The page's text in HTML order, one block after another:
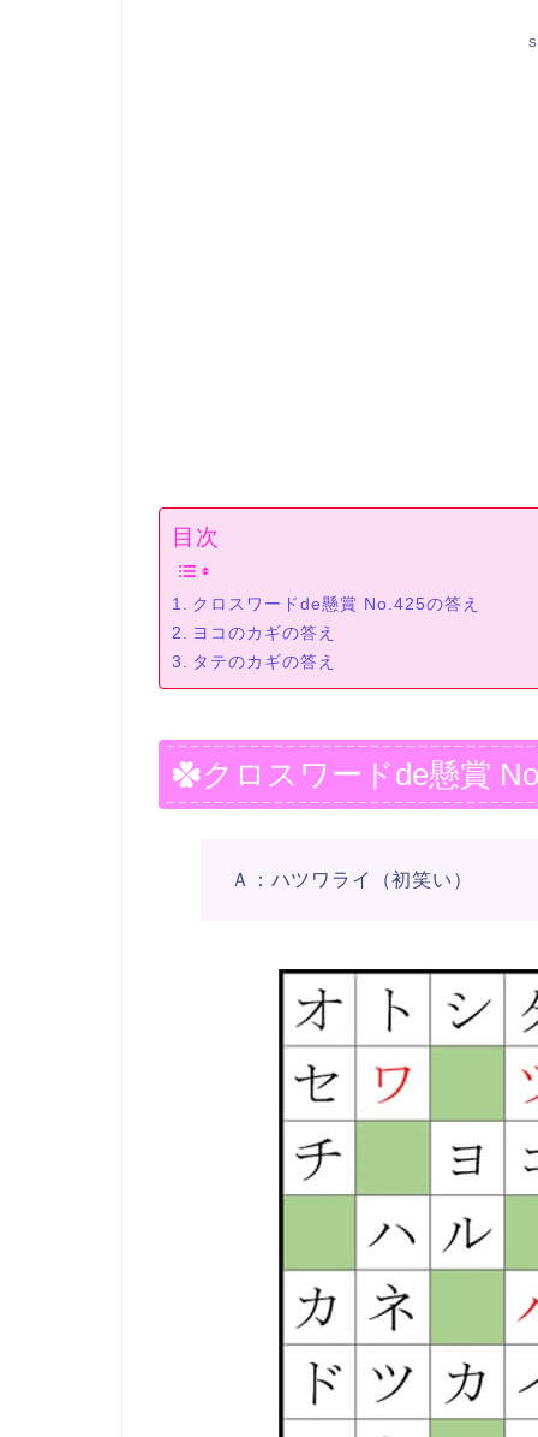
目次
クロスワードde懸賞 No.425の答え
ヨコのカギの答え
タテのカギの答え
クロスワードde懸賞
Ａ：ハツワライ（初笑い）